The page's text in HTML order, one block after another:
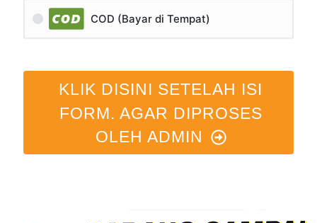
COD (Bayar di Tempat)
KLIK DISINI SETELAH ISI
FORM. AGAR DIPROSES
OLEH ADMIN